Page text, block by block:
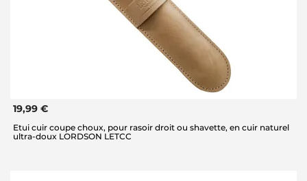
19,99 €
Etui cuir coupe choux, pour rasoir droit ou shavette, en cuir naturel
ultra-doux LORDSON LETCC